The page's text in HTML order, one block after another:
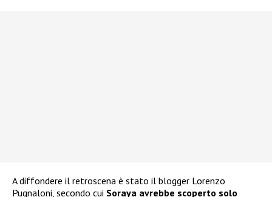
A diffondere il retroscena è stato il blogger Lorenzo
Pugnaloni, secondo cui Soraya avrebbe scoperto solo